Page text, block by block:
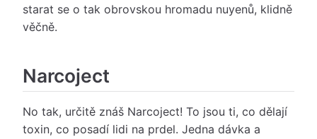
starat se o tak obrovskou hromadu nuyenů, klidně
věčně.
Narcoject
No tak, určitě znáš Narcoject! To jsou ti, co dělají
toxin, co posadí lidi na prdel. Jedna dávka a